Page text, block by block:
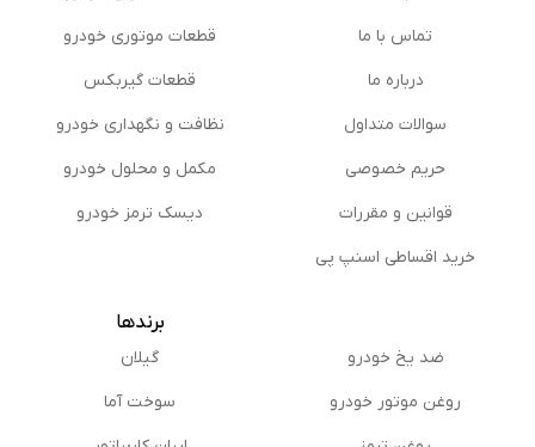
3QA10 — 58302-3ZA10 — 58302-
3ZA76 — 58302-A6A20 — 58302-
B4A30 — 58302-C8A30 — 58302-
G4A50 — 58302-H5A00 — 58302-
تماس با ما
درباره ما
سوالات متداول
حریم خصوصی
قوانین و مقررات
خرید اقساطی اسنپ پی
قطعات موتوری خودرو
قطعات گیربکس
نظافت و نگهداری خودرو
مكمل و محلول خودرو
دیسک ترمز خودرو
ضد یخ خودرو
روغن موتور خودرو
برندها
گیلان
سوخت آما